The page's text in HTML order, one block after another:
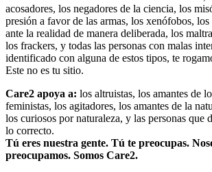
acosadores, los negadores de la ciencia, los
presión a favor de las armas, los xenófobos,
ante la realidad de manera deliberada, los
los frackers, y todas las personas con malas
identificado con alguna de estos tipos, te
Este no es tu sitio.
Care2 apoya a: los altruistas, los amantes de
feministas, los agitadores, los amantes de la
los curiosos por naturaleza, y las personas que
lo correcto.
Tú eres nuestra gente. Tú te preocupas.
preocupamos. Somos Care2.